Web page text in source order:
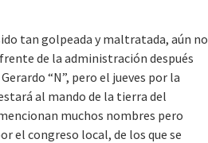
tan golpeada y maltratada, aún no
de la administración después
“N”, pero el jueves por la
al mando de la tierra del
muchos nombres pero
el congreso local, de los que se